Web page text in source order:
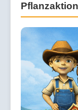
Pflanzaktion